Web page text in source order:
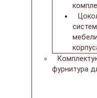
фурнитура